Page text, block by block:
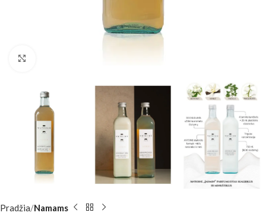
Pradžia Namams